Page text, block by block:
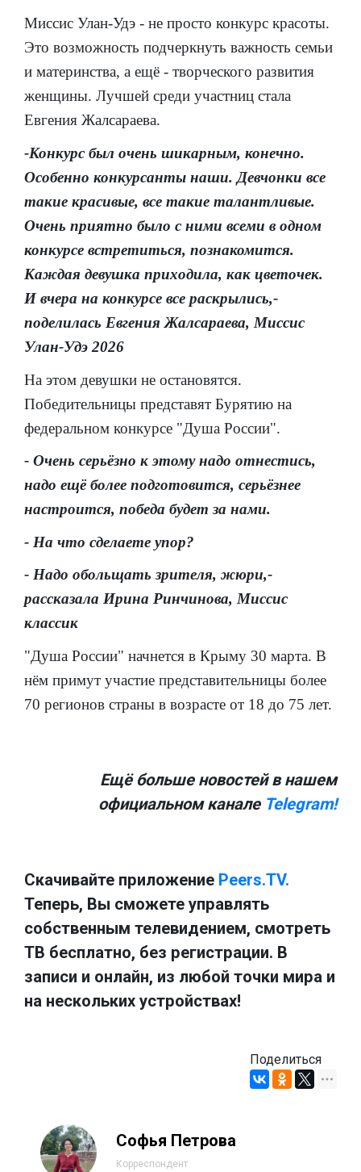
Миссис Улан-Удэ - не просто конкурс красоты.
Это возможность подчеркнуть важность семьи
и материнства, а ещё - творческого развития
женщины. Лучшей среди участниц стала
Евгения Жалсараева.
-Конкурс был очень шикарным, конечно.
Особенно конкурсанты наши. Девчонки все
такие красивые, все такие талантливые.
Очень приятно было с ними всеми в одном
конкурсе встретиться, познакомится.
Каждая девушка приходила, как цветочек.
И вчера на конкурсе все раскрылись,-
поделилась Евгения Жалсараева, Миссис
Улан-Удэ 2026
На этом девушки не остановятся.
Победительницы представят Бурятию на
федеральном конкурсе "Душа России".
- Очень серьёзно к этому надо отнестись,
надо ещё более подготовится, серьёзнее
настроится, победа будет за нами.
- На что сделаете упор?
- Надо обольщать зрителя, жюри,-
рассказала Ирина Ринчинова, Миссис
классик
"Душа России" начнется в Крыму 30 марта. В
нём примут участие представительницы более
70 регионов страны в возрасте от 18 до 75 лет.
Ещё больше новостей в нашем
официальном канале Telegram!
Скачивайте приложение Peers.TV.
Теперь, Вы сможете управлять
собственным телевидением, смотреть
ТВ бесплатно, без регистрации. В
записи и онлайн, из любой точки мира и
на нескольких устройствах!
Поделиться
Софья Петрова
Корреспондент